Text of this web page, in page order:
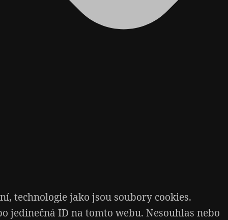
technologie jako jsou soubory cookies.
jedinečná ID na tomto webu. Nesouhlas nebo